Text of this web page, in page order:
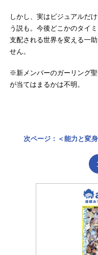
しかし、実はビジュアルだ
う説も。今後どこかのタイ
支配される世界を変える一
せん。
※新メンバーのガーリング
が当てはまるかは不明。
次ページ：＜能力と変